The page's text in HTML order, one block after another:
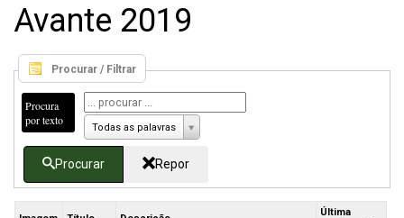
Avante 2019
Procurar / Filtrar
Procura
por texto
Todas as palavras
Procurar Repor
Última